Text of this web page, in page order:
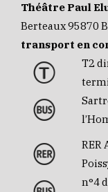
Théâtre Paul
Berteaux 95870
transport en
T2
RER
n°4